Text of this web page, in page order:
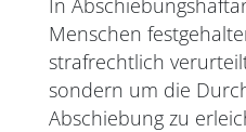
In
Menschen
strafrechtlich
sondern um die
Abschiebung zu